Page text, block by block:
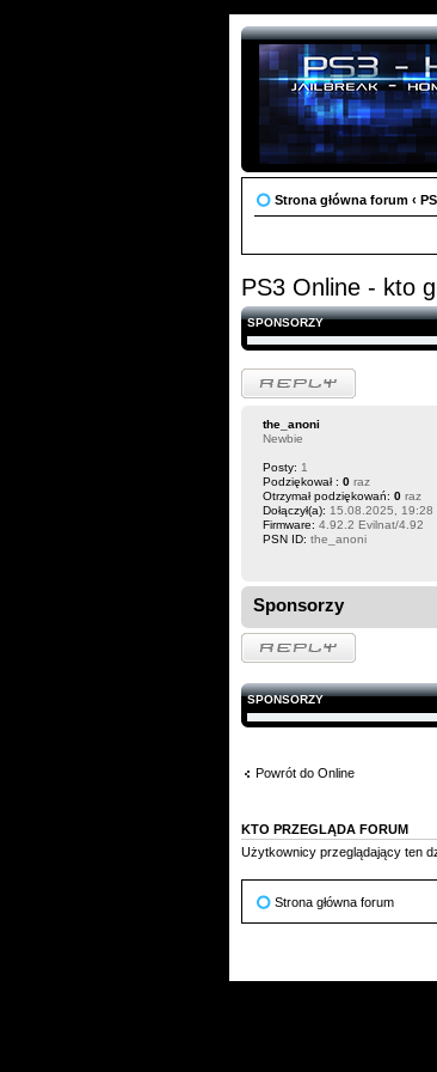
Strona główna forum ‹
PS3 Online - kto
SPONSORZY
Odpowiedz
the_anoni
Newbie
Posty: 1
Podziękował : 0 raz
Otrzymał podziękowań: 0 raz
Dołączył(a): 15.08.2025, 19:28
Firmware: 4.92.2 Evilnat/4.92
PSN ID: the_anoni
Sponsorzy
Odpowiedz
SPONSORZY
Powrót do Online
KTO PRZEGLĄDA FORUM
Użytkownicy przeglądający ten
Strona główna forum